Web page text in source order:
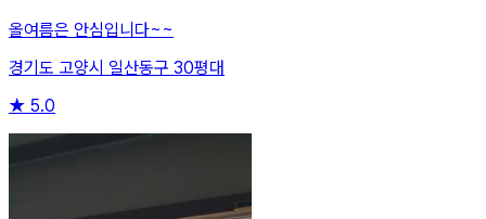
올여름은 안심입니다~~
경기도 고양시 일산동구 30평대
★ 5.0